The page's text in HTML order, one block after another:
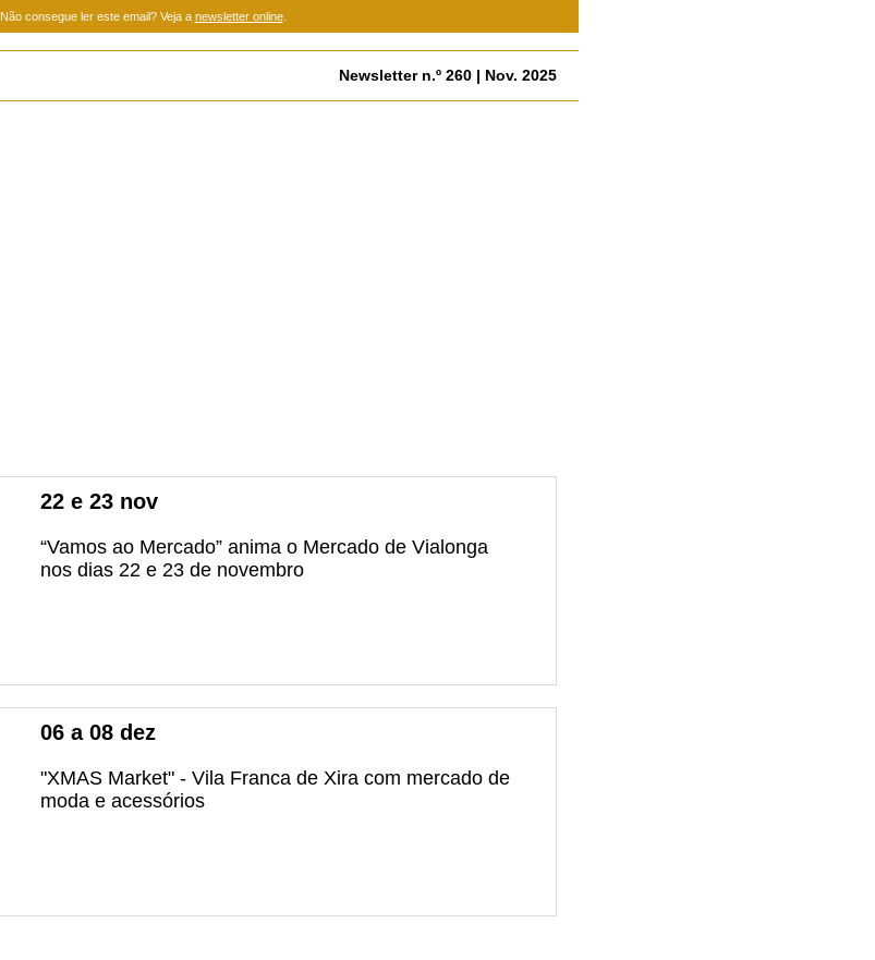
Não consegue ler este email? Veja a newsletter online.
Newsletter n.º 260 | Nov. 2025
22 e 23 nov
“Vamos ao Mercado” anima o Mercado de Vialonga
nos dias 22 e 23 de novembro
06 a 08 dez
"XMAS Market" - Vila Franca de Xira com mercado de
moda e acessórios